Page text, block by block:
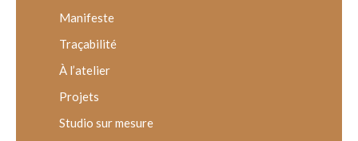
Manifeste
Traçabilité
À l’atelier
Projets
Studio sur mesure